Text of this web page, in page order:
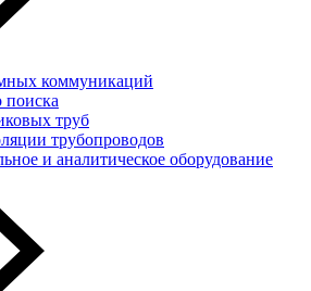
коммуникаций
поиска
труб
трубопроводов
и аналитическое оборудование